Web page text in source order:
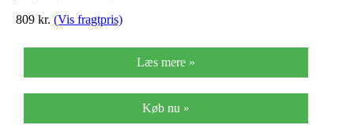
809 kr. (Vis fragtpris)
Læs mere »
Køb nu »